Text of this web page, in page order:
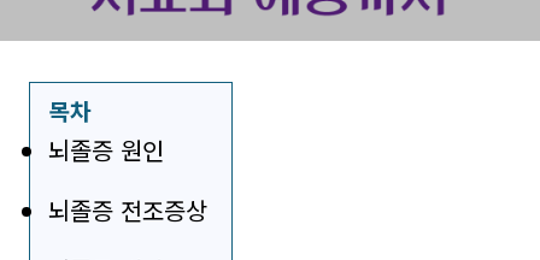
목차
뇌졸증 원인
뇌졸증 전조증상